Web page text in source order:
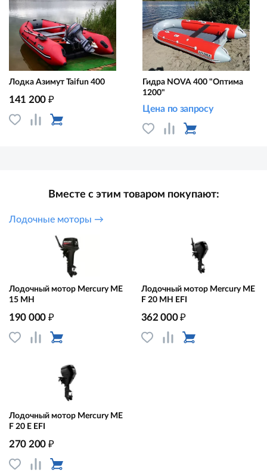
Лодка Азимут Taifun 400
141 200 ₽
Гидра NOVA 400 "Оптима
1200"
Цена по запросу
Вместе с этим товаром покупают:
Лодочные моторы →
Лодочный мотор Mercury ME
15 MН
190 000 ₽
Лодочный мотор Mercury ME
F 20 MH EFI
362 000₽
Лодочный мотор Mercury ME
F 20 E EFI
270 200 ₽